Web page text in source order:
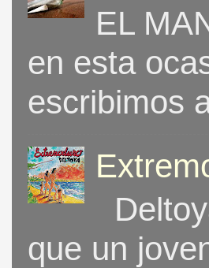
EL
en esta
escribimos
que un